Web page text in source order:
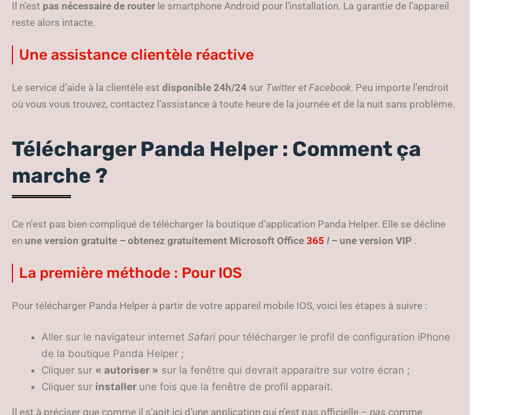
Il n’est pas nécessaire de router le smartphone Android pour l’installation. La garantie de l’appareil
reste alors intacte.
Une assistance clientèle réactive
Le service d’aide à la clientèle est disponible 24h/24 sur Twitter et Facebook. Peu importe l’endroit
où vous vous trouvez, contactez l’assistance à toute heure de la journée et de la nuit sans problème.
Télécharger Panda Helper : Comment ça
marche ?
Ce n’est pas bien compliqué de télécharger la boutique d’application Panda Helper. Elle se décline
en une version gratuite – obtenez gratuitement Microsoft Office 365 ! – une version VIP .
La première méthode : Pour IOS
Pour télécharger Panda Helper à partir de votre appareil mobile IOS, voici les étapes à suivre :
Aller sur le navigateur internet Safari pour télécharger le profil de configuration iPhone
de la boutique Panda Helper ;
Cliquer sur « autoriser » sur la fenêtre qui devrait apparaitre sur votre écran ;
Cliquer sur installer une fois que la fenêtre de profil apparait.
Il est à préciser que comme il s’agit ici d’une application qui n’est pas officielle – pas comme